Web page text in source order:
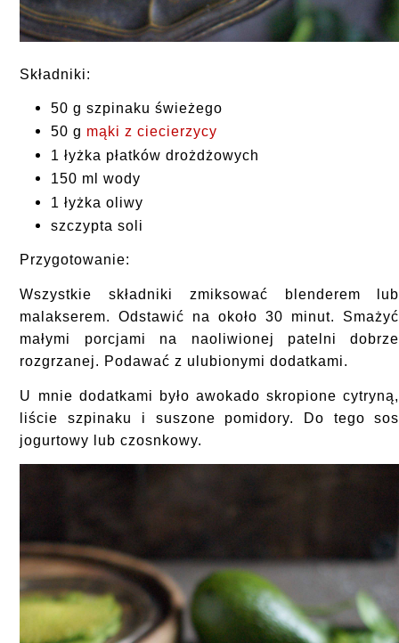
Składniki:
50 g szpinaku świeżego
50 g mąki z ciecierzycy
1 łyżka płatków drożdżowych
150 ml wody
1 łyżka oliwy
szczypta soli
Przygotowanie:
Wszystkie składniki zmiksować blenderem lub
malakserem. Odstawić na około 30 minut. Smażyć
małymi porcjami na naoliwionej patelni dobrze
rozgrzanej. Podawać z ulubionymi dodatkami.
U mnie dodatkami było awokado skropione cytryną,
liście szpinaku i suszone pomidory. Do tego sos
jogurtowy lub czosnkowy.